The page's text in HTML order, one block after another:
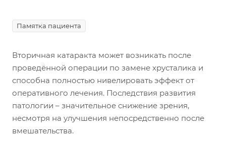
Памятка пациента
Вторичная катаракта может возникать после
проведённой операции по замене хрусталика и
способна полностью нивелировать эффект от
оперативного лечения. Последствия развития
патологии – значительное снижение зрения,
несмотря на улучшения непосредственно после
вмешательства.